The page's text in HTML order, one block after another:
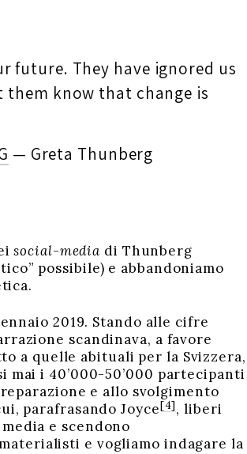
future. They have ignored us
them know that change is
— Greta Thunberg
social-media di Thunberg
possibile) e abbandoniamo
2019. Stando alle cifre
scandinava, a favore
a quelle abituali per la Svizzera,
i 40’000-50’000 partecipanti
e allo svolgimento
parafrasando Joyce[4], liberi
e scendono
e vogliamo indagare la